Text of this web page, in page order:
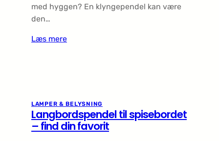
med hyggen? En klyngependel kan være
den…
Læs mere
LAMPER & BELYSNING
Langbordspendel til spisebordet
– find din favorit